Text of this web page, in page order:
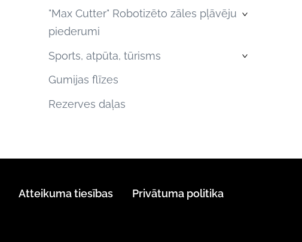
"Max Cutter" Robotizēto zāles pļāvēju
piederumi
›
Sports, atpūta, tūrisms ›
Gumijas flīzes
Rezerves daļas
Atteikuma tiesības
Privātuma politika